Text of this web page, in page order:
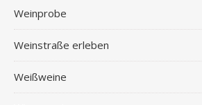
Weinprobe
Weinstraße erleben
Weißweine